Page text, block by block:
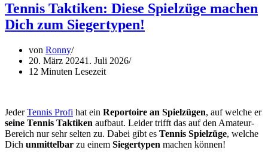
Tennis Taktiken: Diese Spielzüge machen
Dich zum Siegertypen!
von Ronny
20. März 20241. Juli 2026
12 Minuten Lesezeit
JederTennis Profi hat ein Reportoire an Spielzügen, auf welche er
seine Tennis Taktiken aufbaut. Leider trifft das auf den Amateur-
Bereich nur sehr selten zu. Dabei gibt es Tennis Spielzüge, welche
Dich unmittelbar zu einem Siegertypen machen können!